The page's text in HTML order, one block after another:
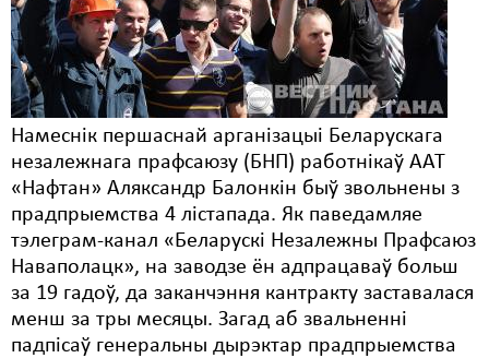
Намеснік першаснай арганізацыі Беларускага
незалежнага прафсаюзу (БНП) работнікаў ААТ
«Нафтан» Аляксандр Балонкін быў звольнены з
прадпрыемства 4 лістапада. Як паведамляе
тэлеграм-канал «Беларускі Незалежны Прафсаюз
Наваполацк», на заводзе ён адпрацаваў больш
за 19 гадоў, да заканчэння кантракту заставалася
менш за тры месяцы. Загад аб звальненні
падпісаў генеральны дырэктар прадпрыемства
КПЧ ААН
Культурныя правы
ЛПП
Мігранты
Мірныя сходы
Палітвязьні
Праваабаронцы
Правы дзіцяці